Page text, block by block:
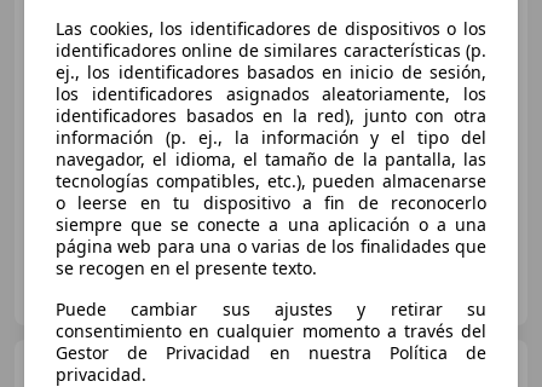
€ 158.900
Sin comparación
08/2025 19.903 km
Electro/Gasolina
338 kW (460 CV)
C. DE SALAMANCA
Las cookies, los identificadores de dispositivos o los
identificadores online de similares características (p.
ej., los identificadores basados en inicio de sesión,
los identificadores asignados aleatoriamente, los
identificadores basados en la red), junto con otra
información (p. ej., la información y el tipo del
navegador, el idioma, el tamaño de la pantalla, las
tecnologías compatibles, etc.), pueden almacenarse
o leerse en tu dispositivo a fin de reconocerlo
siempre que se conecte a una aplicación o a una
página web para una o varias de los finalidades que
se recogen en el presente texto.
Puede cambiar sus ajustes y retirar su
consentimiento en cualquier momento a través del
Gestor de Privacidad en nuestra Política de
privacidad.